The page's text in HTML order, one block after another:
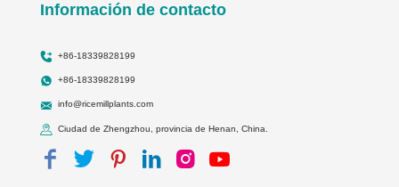
Información de contacto
+86-18339828199
+86-18339828199
info@ricemillplants.com
Ciudad de Zhengzhou, provincia de Henan, China.